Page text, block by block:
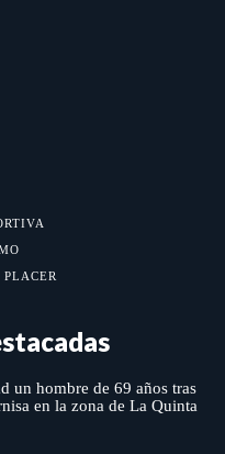
PLACER
un hombre de 69 años tras
en la zona de La Quinta